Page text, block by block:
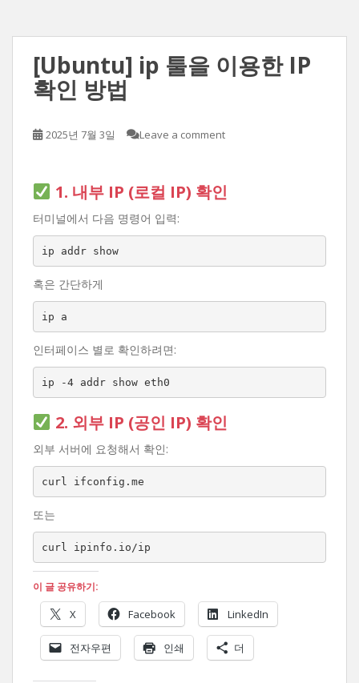
[Ubuntu] ip 툴을 이용한 IP
확인 방법
2025년 7월 3일 Leave a comment
1. 내부 IP (로컬 IP) 확인
터미널에서 다음 명령어 입력:
ip addr show
혹은 간단하게
ip a
인터페이스 별로 확인하려면:
ip -4 addr show eth0
2. 외부 IP (공인 IP) 확인
외부 서버에 요청해서 확인:
curl ifconfig.me
또는
curl ipinfo.io/ip
이 글 공유하기:
X Facebook LinkedIn
전자우편 인쇄 더